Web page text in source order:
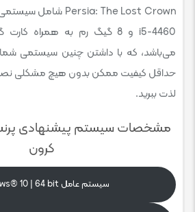
می‌باشد، که با داشتن چنین سیستمی شما
حداقل کیفیت ممکن بدون هیچ مشکلی نصب و
لذت ببرید.
مشخصات سیستم پیشنهادی
کرون
سیستم عامل Windows® 10 | 64 bit